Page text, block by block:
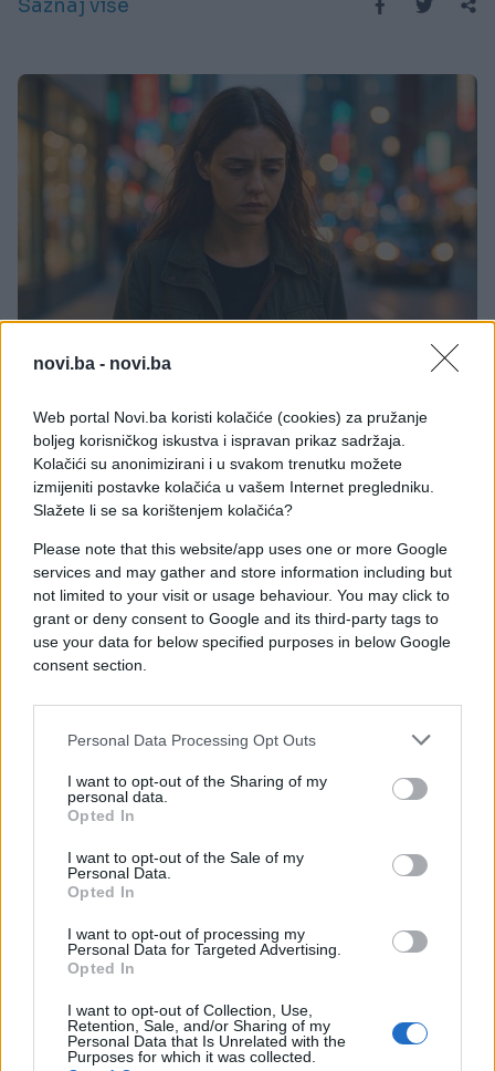
novi.ba - novi.ba
Web portal Novi.ba koristi kolačiće (cookies) za pružanje
boljeg korisničkog iskustva i ispravan prikaz sadržaja.
Kolačići su anonimizirani i u svakom trenutku možete
izmijeniti postavke kolačića u vašem Internet pregledniku.
Slažete li se sa korištenjem kolačića?
Please note that this website/app uses one or more Google
services and may gather and store information including but
not limited to your visit or usage behaviour. You may click to
grant or deny consent to Google and its third-party tags to
use your data for below specified purposes in below Google
consent section.
Personal Data Processing Opt Outs
I want to opt-out of the Sharing of my
personal data.
Opted In
I want to opt-out of the Sale of my
Personal Data.
Opted In
I want to opt-out of processing my
Personal Data for Targeted Advertising.
Opted In
I want to opt-out of Collection, Use,
Retention, Sale, and/or Sharing of my
Personal Data that Is Unrelated with the
Purposes for which it was collected.
Saznaj više
KIOSK
10.09.25. 18:06
Horoskop upozorava: Ova 3 znaka na ivici
profesionalne propasti!
Saznaj više
CRNA HRONIKA
Teška nesreća u BiH: Dijelovi motocikla rasuti po
cesti, saobraćaj potpuno obustavljen
Saznaj više